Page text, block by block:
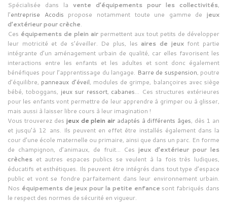
Spécialisée dans la vente d’équipements pour les collectivités,
l’entreprise Acodis propose notamment toute une gamme de jeux
d’extérieur pour crèche.
Ces équipements de plein air permettent aux tout petits de développer
leur motricité et de s’éveiller. De plus, les aires de jeuxfont partie
intégrante d’un aménagement urbain de qualité, car elles favorisent les
interactions entre les enfants et les adultes et sont donc également
bénéfiques pour l’apprentissage du langage. Barre de suspension, poutre
d’équilibre, panneaux d’éveil, modules de grimpe, balançoires avec siège
bébé, toboggans, jeux sur ressort, cabanes… Ces structures extérieures
pour les enfants vont permettre de leur apprendre à grimper ou à glisser,
mais aussi à laisser libre cours à leur imagination !
Vous trouverez desjeux de plein air adaptés à différents âges, dès 1 an
et jusqu’à 12 ans. Ils peuvent en effet être installés également dans la
cour d’une école maternelle ou primaire, ainsi que dans un parc. En forme
de champignon, d’animaux, de fruit… Cesjeux d’extérieur pour les
crèches et autres espaces publics se veulent à la fois très ludiques,
éducatifs et esthétiques. Ils peuvent être intégrés dans tout type d’espace
public et vont se fondre parfaitement dans leur environnement urbain.
Nos équipements de jeux pour la petite enfance sont fabriqués dans
le respect des normes de sécurité en vigueur.